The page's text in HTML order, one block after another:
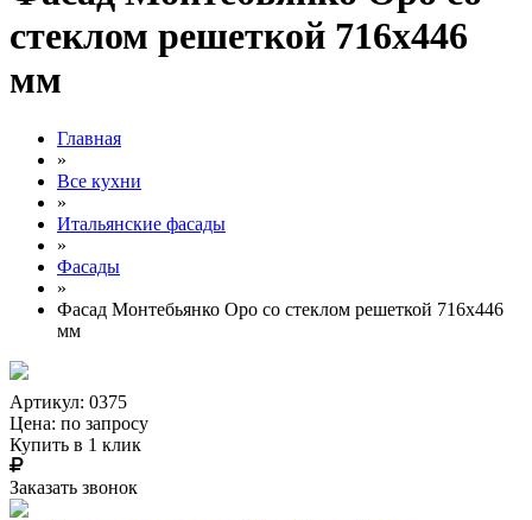
стеклом решеткой 716х446
мм
Главная
»
Все кухни
»
Итальянские фасады
»
Фасады
»
Фасад Монтебьянко Оро со стеклом решеткой 716х446
мм
Артикул: 0375
Цена: по запросу
Купить в 1 клик
Заказать звонок